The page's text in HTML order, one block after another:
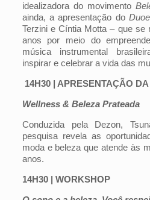
idealizadora do movimento
ainda, a apresentação do
Terzini e Cíntia Motta – que se
anos por meio do
música instrumental
inspirar e celebrar a vida das
14H30 | APRESENTAÇÃO
Wellness & Beleza Prateada
Conduzida pela Dezon,
pesquisa revela as
moda e beleza que atende às
anos.
14H30 | WORKSHOP